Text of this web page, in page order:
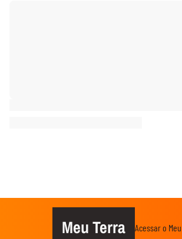
Meu Terra Acessar o